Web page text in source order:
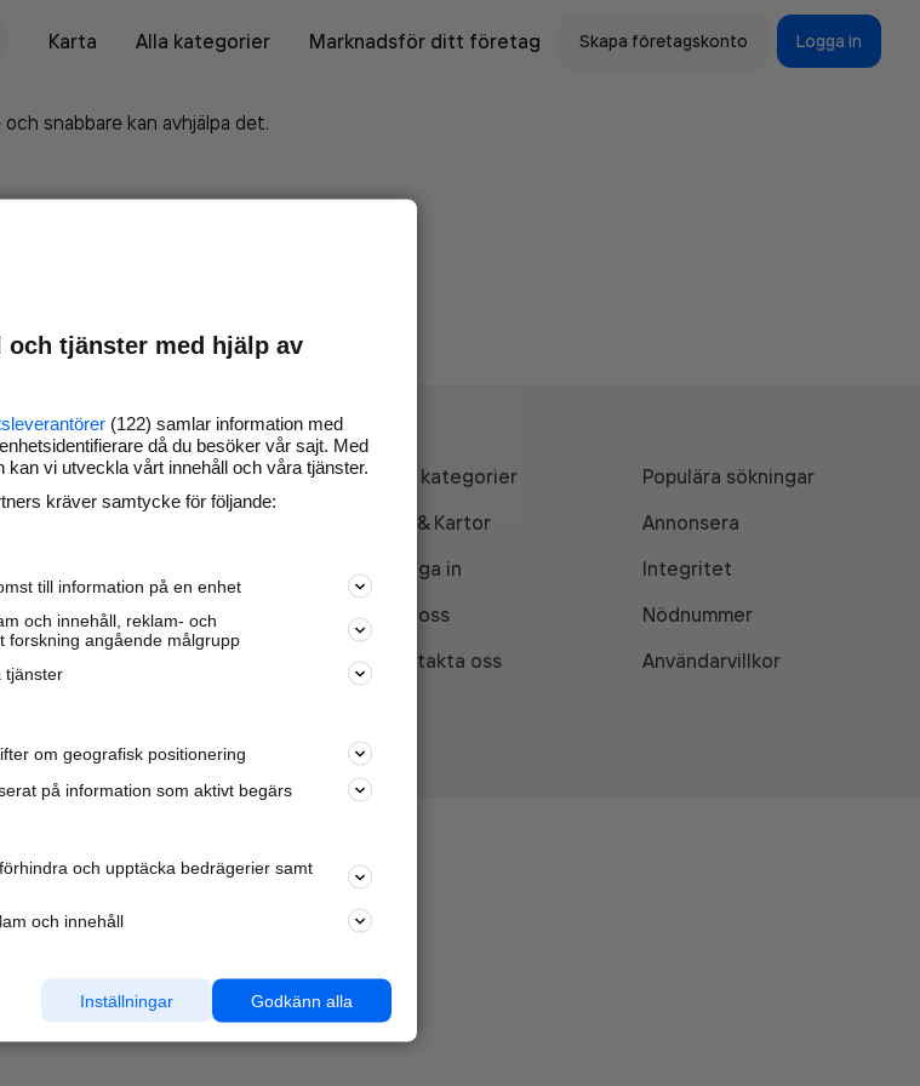
Karta
Alla kategorier Marknadsför ditt företag Skapa företagskonto Logga in
snabbare kan avhjälpa det.
Marknadsför företaget på
nya kunder och
samarbetspartners nära dig.
Läs mer här
Alla kategorier
Populära sökningar
API & Kartor
Annonsera
Logga in
Integritet
Om oss
Nödnummer
Kontakta oss
Användarvillkor
och tjänster med hjälp av
(122) samlar information med
då du besöker vår sajt. Med
kan vi utveckla vårt innehåll och våra tjänster.
kräver samtycke för följande:
till information på en enhet
och innehåll, reklam- och
forskning angående målgrupp
tjänster
om geografisk positionering
på information som aktivt begärs
och upptäcka bedrägerier samt
och innehåll
Godkänn alla
Inställningar